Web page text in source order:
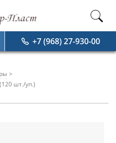
+7 (968) 27-930-00
шт./уп.)